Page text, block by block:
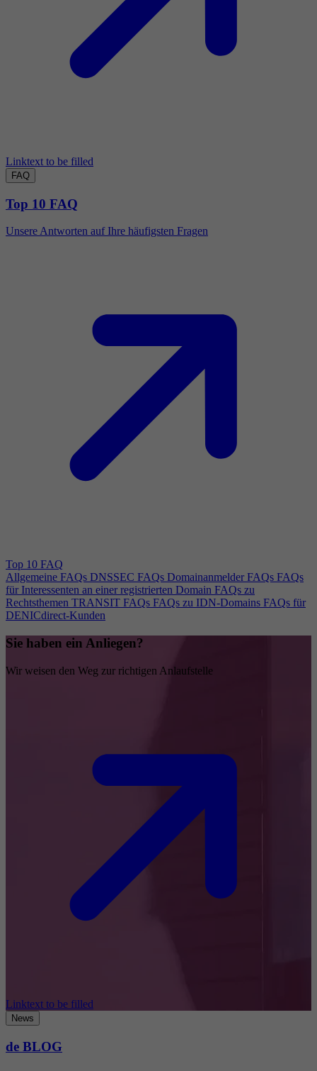
Linktext to be filled
FAQ
Top 10 FAQ
Unsere Antworten auf Ihre häufigsten Fragen
Top 10 FAQ
Allgemeine FAQs DNSSEC FAQs Domainanmelder FAQs FAQs
für Interessenten an einer registrierten Domain FAQs zu
Rechtsthemen TRANSIT FAQs FAQs zu IDN-Domains FAQs für
DENICdirect-Kunden
Sie haben ein Anliegen?
Wir weisen den Weg zur richtigen Anlaufstelle
Linktext to be filled
News
de BLOG